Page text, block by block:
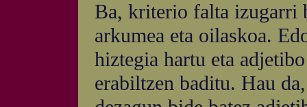
Ba, kriterio falta izugarri
arkumea eta oilaskoa.
hiztegia hartu eta
erabiltzen baditu. Hau